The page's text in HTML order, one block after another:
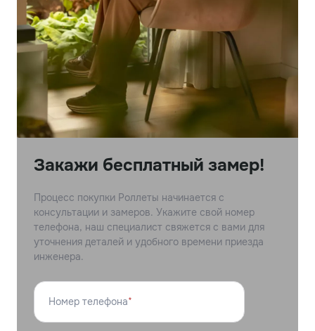
Закажи бесплатный замер!
Процесс покупки Роллеты начинается с
консультации и замеров. Укажите свой номер
телефона, наш специалист свяжется с вами для
уточнения деталей и удобного времени приезда
инженера.
Номер телефона*